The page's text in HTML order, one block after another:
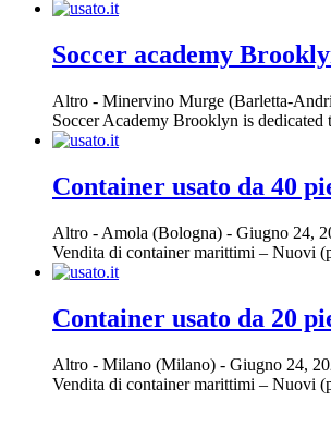
Soccer academy
Altro - Minervino Murge (Barletta-
Soccer Academy Brooklyn is
Container usato da 40
Altro - Amola (Bologna) - Giugno 24,
Vendita di container marittimi – Nuovi
Container usato da 20
Altro - Milano (Milano) - Giugno 24,
Vendita di container marittimi – Nuovi